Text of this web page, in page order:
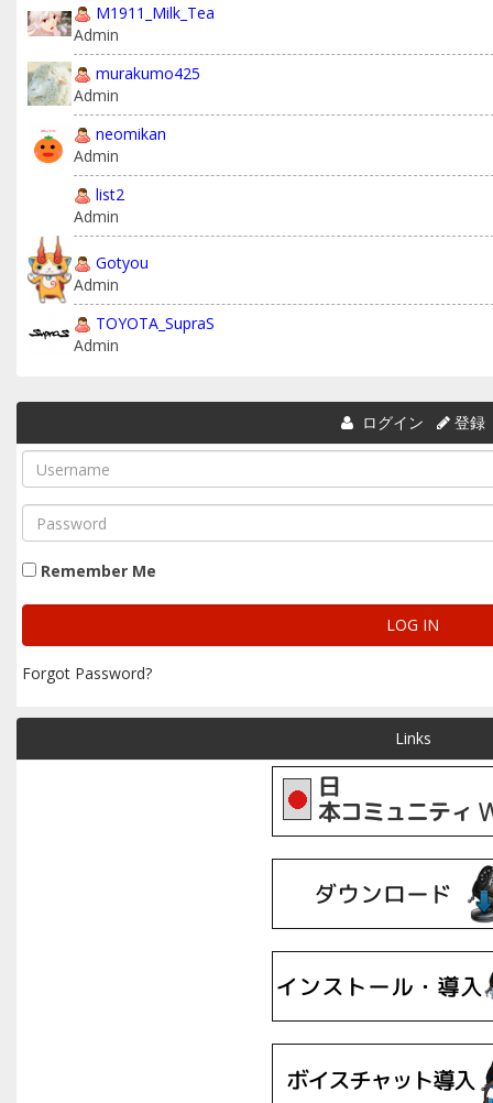
M1911_Milk_Tea
Admin
murakumo425
Admin
neomikan
Admin
list2
Admin
Gotyou
Admin
TOYOTA_SupraS
Admin
ログイン 登録
Remember Me
Forgot Password?
Links